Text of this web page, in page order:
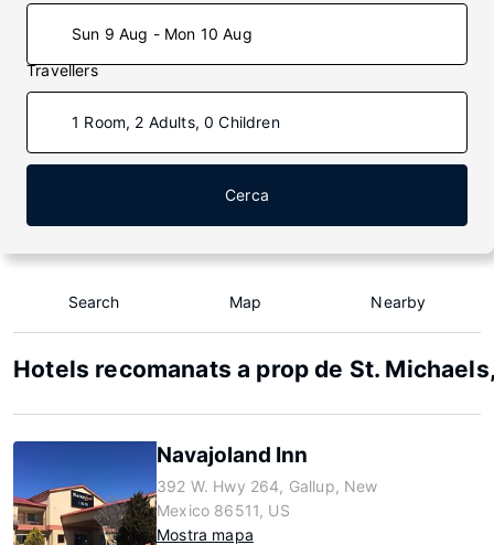
Sun 9 Aug - Mon 10 Aug
Travellers
1 Room, 2 Adults, 0 Children
Cerca
Search Map Nearby
Hotels recomanats a prop de St.
Navajoland Inn
392 W. Hwy 264, Gallup, New
Mexico 86511, US
Mostra mapa